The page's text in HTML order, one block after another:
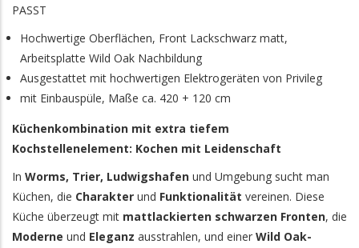
PASST
Hochwertige Oberflächen, Front Lackschwarz matt,
Arbeitsplatte Wild Oak Nachbildung
Ausgestattet mit hochwertigen Elektrogeräten von Privileg
mit Einbauspüle, Maße ca. 420 + 120 cm
Küchenkombination mit extra tiefem
Kochstellenelement: Kochen mit Leidenschaft
In Worms, Trier, Ludwigshafen und Umgebung sucht man
Küchen, die Charakter und Funktionalität vereinen. Diese
Küche überzeugt mit mattlackierten schwarzen Fronten, die
Moderne und Eleganz ausstrahlen, und einer Wild Oak-